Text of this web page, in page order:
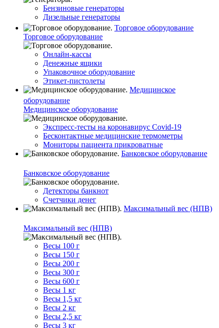
Бензиновые генераторы
Дизельные генераторы
Торговое оборудование
Торговое оборудование
Онлайн-кассы
Денежные ящики
Упаковочное оборудование
Этикет-пистолеты
Медицинское
оборудование
Медицинское оборудование
Экспресс-тесты на коронавирус Covid-19
Бесконтактные медицинские термометры
Мониторы пациента прикроватные
Банковское оборудование
Банковское оборудование
Детекторы банкнот
Счетчики денег
Максимальный вес (НПВ)
Максимальный вес (НПВ)
Весы 100 г
Весы 150 г
Весы 200 г
Весы 300 г
Весы 600 г
Весы 1 кг
Весы 1,5 кг
Весы 2 кг
Весы 2,5 кг
Весы 3 кг